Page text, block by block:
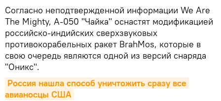
Согласно неподтвержденной информации We Are
The Mighty, А-050 "Чайка" оснастят модификацией
российско-индийских сверхзвуковых
противокорабельных ракет BrahMos, которые в
свою очередь являются одной из версий снаряда
"Оникс".
Россия нашла способ уничтожить сразу все
авианосцы США